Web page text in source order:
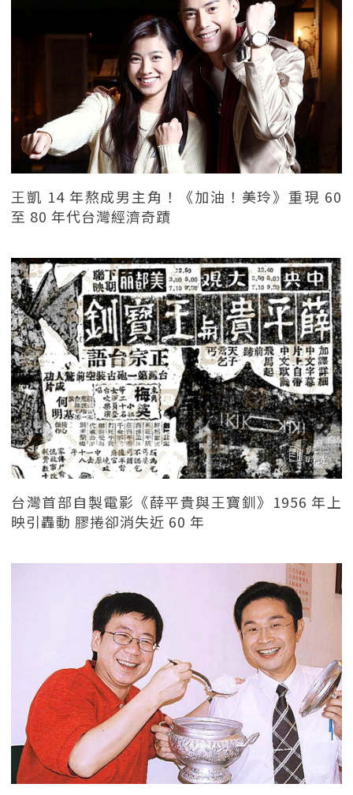
王凱 14 年熬成男主角！《加油！美玲》重現 60
至 80 年代台灣經濟奇蹟
台灣首部自製電影《薛平貴與王寶釧》1956 年上
映引轟動 膠捲卻消失近 60 年